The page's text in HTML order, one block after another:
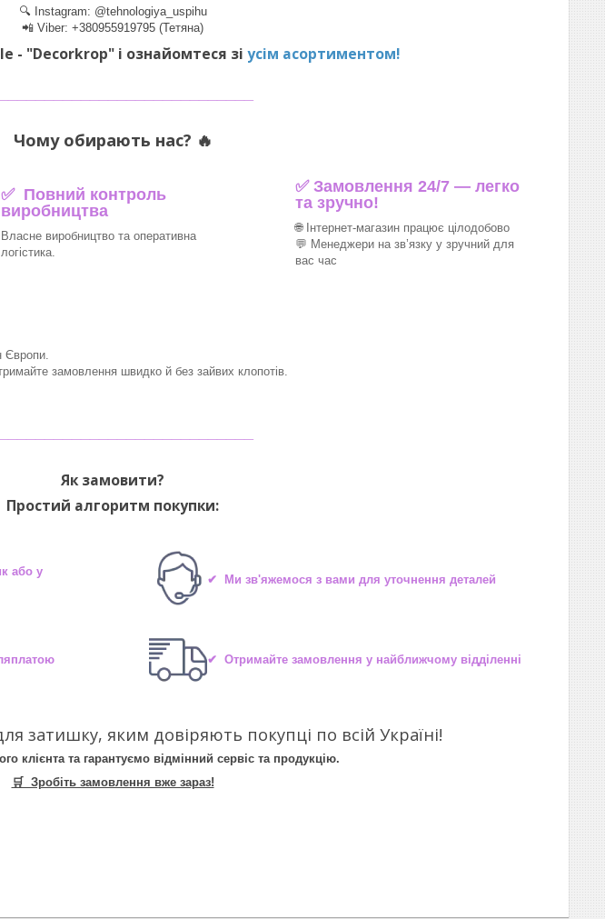
🔍 Instagram: @tehnologiya_uspihu
📲 Viber: +380955919795 (Тетяна)
- "Decorkrop" і ознайомтеся зі усім асортиментом!
Чому обирають нас? 🔥
✅ Повний контроль
виробництва
Власне виробництво та оперативна
логістика.
✅ Замовлення 24/7 — легко
та зручно!
🌐 Інтернет-магазин працює цілодобово
💬 Менеджери на зв’язку у зручний для
вас час
Європи.
замовлення швидко й без зайвих клопотів.
Як замовити?
Простий алгоритм покупки:
або у
✔ Ми зв'яжемося з вами для уточнення деталей
✔ Отримайте замовлення у найближчому відділенні
затишку, яким довіряють покупці по всій Україні!
клієнта та гарантуємо відмінний сервіс та продукцію.
🛒 Зробіть замовлення вже зараз!